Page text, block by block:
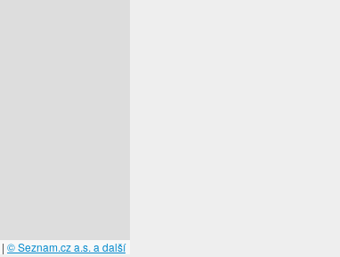
| © Seznam.cz a.s. a další